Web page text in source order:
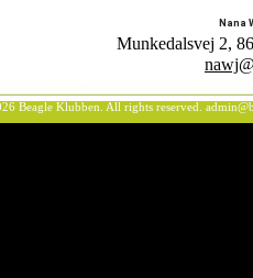
Nana
Munkedalsvej 2,
Klubben. All rights reserved.